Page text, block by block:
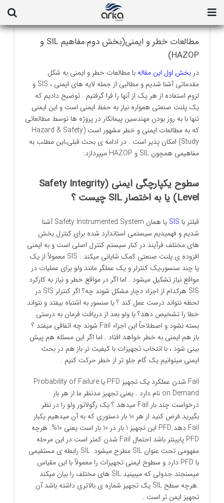
content
مطالعات خطر و ایمنی(بخش دوم:مفاهیم SIL و
HAZOP)
در بخش اول این مقاله با مطالعات خطر و ایمنی به شکل
مقدماتی آشنا شدیم و مطالبی از جمله لایه های ایمنی ، SIS و
لزوم استفاده از هر یک از آنها را فرا گرفتیم . توضیح دادیم که
یک پلنت صنعتی همواره نیاز به حفظ ایمنی است و این ایمنی
تنها با به روز بودن مهندسین پیمانکار در پروژه ها توسط مطالعاتی
که به مطالعات ایمنی و خطر مشهور است (Hazard & Safety
Study) امکان پذیر است . در ادامه ی بحث قبلی،این مطلب به
مفاهیمی همچون SIL و HAZOP میپردازد:
سطوح یکپارچگی ایمنی (Safety Integrity
Level) یا به اختصار SIL چیست ؟
قبلتر با
یا همان Safety Instrumented System آشنا
شدیم و فهمیدیم سیستمی استاندارد شده برای کنترل بخش
های مختلف فرآیند در کنار سیستم کنترل اصلی است و به ایمنی
افزوده ی پلنت صنعتی کمک شایانی میکند . SIS معمولاً از یک
یا چند سنسور،یک کنترلر و یک عملگر مانند ولو برای عملیات در
مواقع نیاز تشکیل میشود . اما اگر در مواقع خطر و نیاز به کارکرد
SIS هرکدام از اجزاء دچار مشکل شوند چه؟ اگر کنترلر SIS در
لحظه نتواند درست عمل کند ؟ یا سنسور به اشتباه بیفتد و نتواند
خطا را تشخیص دهد؟ یا ولو بعد از دریافت فرمان به درستی
بسته نشود و اصطلاحاً این اجزاء Fail شوند چه اتفاقی میفتد ؟
باز هم ایمنی به خطر خواهد افتاد . اما اگر این مسئله هم پیش
بینی شود ، با انتخاب تجهیزات با کیفیت تر باز هم در بحث
ایمنی میتوانیم یک گام جلو تر از خطر حرکت کنیم .
Fail شدن عملکرد یک تجهیز PFD یا Probability of Failure
on Demand نام دارد . یعنی تجهیز مدنظر ما از هر بار
درخواست چند بار Fail میدهد ؟ یک رگولاتور ولو را در نظر
بگیرید.فرض کنید از هر 10 بار دستوری که به آن میدهیم یکبار
Fail دهد.PFD این تجهیز 1 بار در 10 بار است یعنی 10%. هرچه
PFD پایینتر باشد احتمال Fail شدن کمتر است.در این مرحله
مفهومی تحت عنوان SIL مطرح میشود. SIL رابطه ی مستقیمی
با PFD دارد و سطوح ایمنی تجهیزات را معمولاً با این مقیاس
میسنجند.جدولی که میبینید SIL های مختلف را بیان میکند
.هرچه سطح SIL یک تجهیز شماره ی بالاتری داشته باشد آن
تجهیز ایمن تر است .